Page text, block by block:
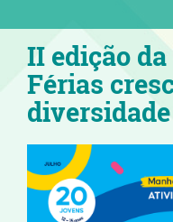
II edição
Férias